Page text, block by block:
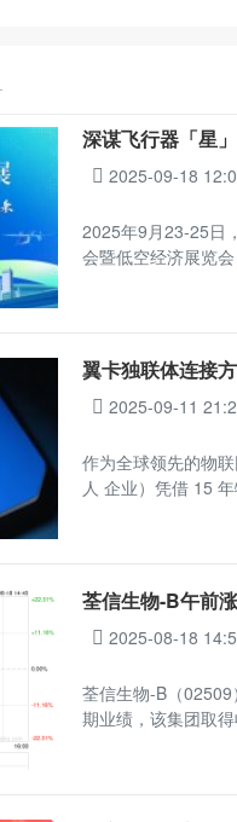
深谋飞行器「星
2025-09-18
2025年9月23-25日
会暨低空经济展览
翼卡独联体连接
2025-09-11
作为全球领先的物
人 企业）凭借 15
荃信生物-B午前
2025-08-18
荃信生物-B（
期业绩，该集团取